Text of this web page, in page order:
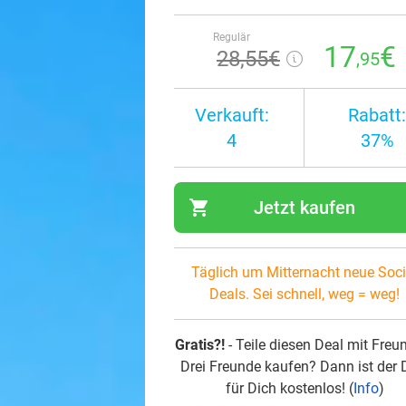
Regulär
28,55€ 17,95€
Verkauft:
4
Rabatt:
37%
shopping_cart Jetzt kaufen
Täglich um Mitternacht neue
Deals. Sei schnell, weg = weg!
Gratis?!- Teile diesen Deal mit
Drei Freunde kaufen? Dann ist der
für Dich kostenlos! (Info)